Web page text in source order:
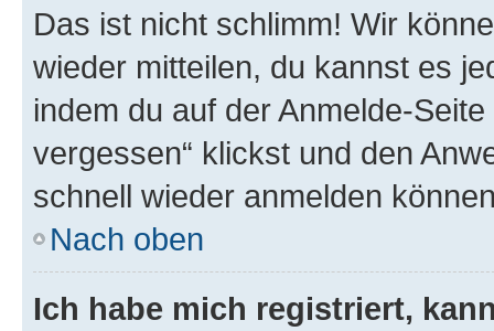
Das ist nicht schlimm! Wir
wieder mitteilen, du kannst es
indem du auf der Anmelde-
vergessen“ klickst und den
schnell wieder anmelden
Nach oben
Ich habe mich registriert,